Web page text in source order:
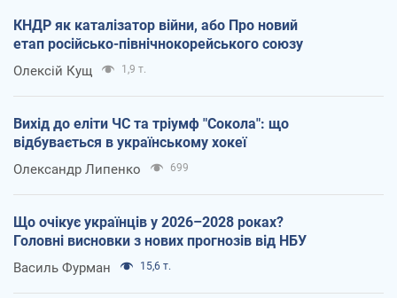
КНДР як каталізатор війни, або Про новий
етап російсько-північнокорейського союзу
Олексій Кущ 1,9 т.
Вихід до еліти ЧС та тріумф "Сокола": що
відбувається в українському хокеї
Олександр Липенко 699
Що очікує українців у 2026–2028 роках?
Головні висновки з нових прогнозів від НБУ
Василь Фурман 15,6 т.